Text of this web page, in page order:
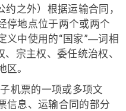
约之外）根据运输合同，
停地点位于两个或两个
义中使用的“国家”―词相
宗主权、委任统治权、
。
机票的一项或多项文
信息、运输合同的部分